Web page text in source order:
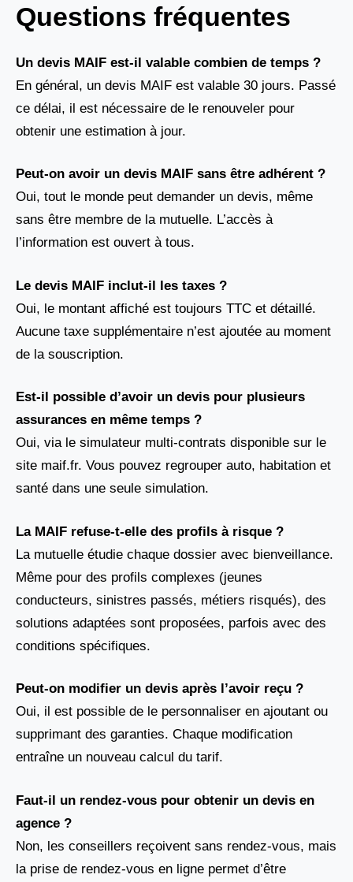
Questions fréquentes
Un devis MAIF est-il valable combien de temps ?
En général, un devis MAIF est valable 30 jours. Passé
ce délai, il est nécessaire de le renouveler pour
obtenir une estimation à jour.
Peut-on avoir un devis MAIF sans être adhérent ?
Oui, tout le monde peut demander un devis, même
sans être membre de la mutuelle. L’accès à
l’information est ouvert à tous.
Le devis MAIF inclut-il les taxes ?
Oui, le montant affiché est toujours TTC et détaillé.
Aucune taxe supplémentaire n’est ajoutée au moment
de la souscription.
Est-il possible d’avoir un devis pour plusieurs
assurances en même temps ?
Oui, via le simulateur multi-contrats disponible sur le
site maif.fr. Vous pouvez regrouper auto, habitation et
santé dans une seule simulation.
La MAIF refuse-t-elle des profils à risque ?
La mutuelle étudie chaque dossier avec bienveillance.
Même pour des profils complexes (jeunes
conducteurs, sinistres passés, métiers risqués), des
solutions adaptées sont proposées, parfois avec des
conditions spécifiques.
Peut-on modifier un devis après l’avoir reçu ?
Oui, il est possible de le personnaliser en ajoutant ou
supprimant des garanties. Chaque modification
entraîne un nouveau calcul du tarif.
Faut-il un rendez-vous pour obtenir un devis en
agence ?
Non, les conseillers reçoivent sans rendez-vous, mais
la prise de rendez-vous en ligne permet d’être